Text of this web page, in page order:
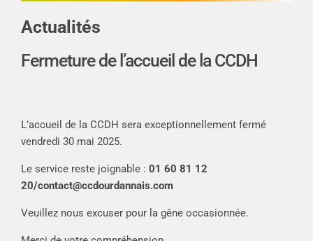
Actualités
Fermeture de l’accueil de la CCDH
L’accueil de la CCDH sera exceptionnellement fermé
vendredi 30 mai 2025.
Le service reste joignable : 01 60 81 12
20/contact@ccdourdannais.com
Veuillez nous excuser pour la gêne occasionnée.